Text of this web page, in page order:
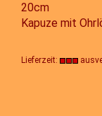
20cm
Kapuze mit
Lieferzeit: